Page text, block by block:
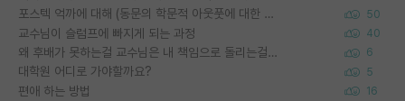
포스텍 억까에 대해 (동문의 학문적 아웃풋에 대한 반박) 50
교수님이 슬럼프에 빠지게 되는 과정 40
왜 후배가 못하는걸 교수님은 내 책임으로 돌리는걸까요? 6
대학원 어디로 가야할까요? 5
편애 하는 방법 16